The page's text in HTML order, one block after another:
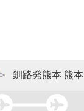
釧路発熊本 熊